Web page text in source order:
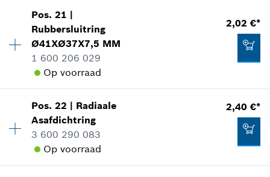
Aan winkelwagen toevoegen
173,95 €*
*Prijs incl. BTW
Aan winkelwagen toevoegen
Beschikbaarheid
Prijsgroep:42
reserveonderdelen informatie
Toepassingsinstructie
In weergave tonen
80,26 €*
Pos.21 |
Rubbersluitring
Ø41XØ37X7,5 MM
1 600 206 029
Op voorraad
2,02 €*
Beschikbaarheid 1
Prijsgroep:13
reserveonderdelen informatie
Toepassingsinstructie
In weergave tonen
Pos.22 | Radiaale
Asafdichtring
3 600 290 083
Op voorraad
2,40 €*